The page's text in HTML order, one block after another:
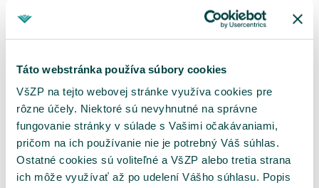
Táto webstránka používa súbory cookies
VšZP na tejto webovej stránke využíva cookies pre
rôzne účely. Niektoré sú nevyhnutné na správne
fungovanie stránky v súlade s Vašimi očakávaniami,
pričom na ich používanie nie je potrebný Váš súhlas.
Ostatné cookies sú voliteľné a VšZP alebo tretia strana
ich môže využívať až po udelení Vášho súhlasu. Popis
Ponúkame pre celú rodinu
ktorá rozumie potrebám svojich poistencov.
Užite si benefity a výhody, ktoré pre vás ponúkame.
Staňte sa našímpoistencom
Pridajte sa k nám a získajte všetky benefity.
Chcem sa poistiť